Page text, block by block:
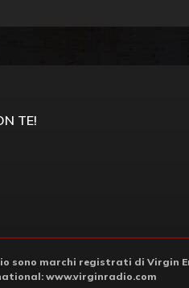
TE!
sono marchi registrati di Virgin
www.virginradio.com